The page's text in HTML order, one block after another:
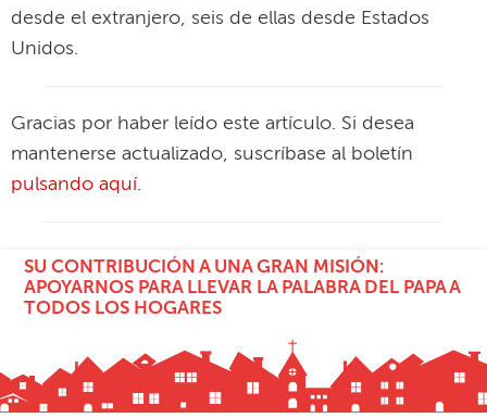
desde el extranjero, seis de ellas desde Estados
Unidos.
Gracias por haber leído este artículo. Si desea
mantenerse actualizado, suscríbase al boletín
pulsando aquí.
SU CONTRIBUCIÓN A UNA GRAN MISIÓN:
APOYARNOS PARA LLEVAR LA PALABRA DEL PAPA A
TODOS LOS HOGARES